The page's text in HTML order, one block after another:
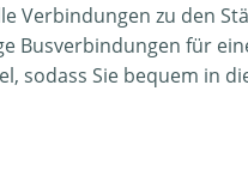
Verbindungen zu den
Busverbindungen für
sodass Sie bequem in